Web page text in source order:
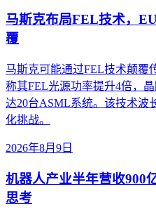
马斯克布局FEL技术，
覆
马斯克可能通过FEL技术颠覆
称其FEL光源功率提升4倍，
达20台ASML系统。该技术波
化挑战。
2026年8月9日
机器人产业半年营收900
思考